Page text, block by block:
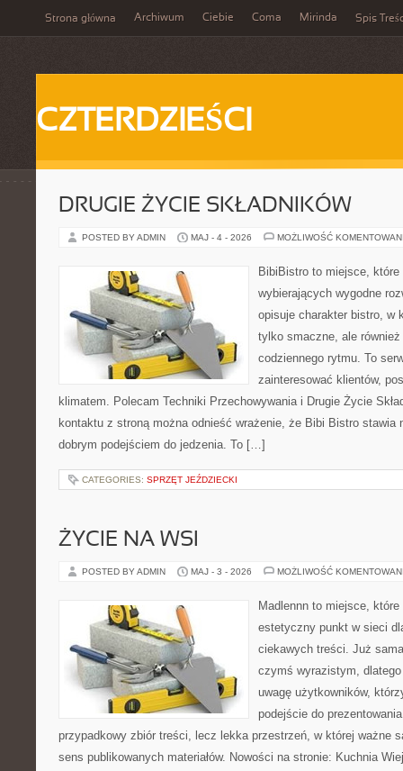
Strona główna Archiwum Ciebie Coma Mirinda Spis
CZTERDZIEŚCI
DRUGIE ŻYCIE SKŁADNIKÓW
POSTED BY ADMIN MAJ - 4 - 2026 MOŻLIWOŚĆ
BibiBistro to miejsce,
wybierających wygodne
opisuje charakter bistro, w
tylko smaczne, ale również
codziennego rytmu. To
zainteresować klientów,
klimatem. Polecam Techniki Przechowywania i Drugie Życie
kontaktu z stroną można odnieść wrażenie, że Bibi Bistro stawia
dobrym podejściem do jedzenia. To […]
CATEGORIES: SPRZĘT JEŹDZIECKI
ŻYCIE NA WSI
POSTED BY ADMIN MAJ - 3 - 2026 MOŻLIWOŚĆ
Madlennn to miejsce,
estetyczny punkt w sieci
ciekawych treści. Już
czymś wyrazistym,
uwagę użytkowników,
podejście do
przypadkowy zbiór treści, lecz lekka przestrzeń, w której ważne
sens publikowanych materiałów. Nowości na stronie: Kuchnia